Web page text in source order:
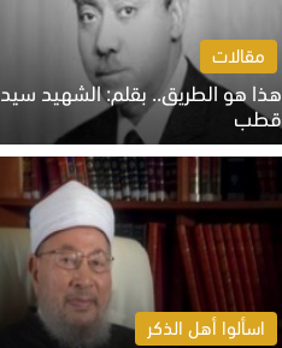
مقالات
هذا هو الطريق.. بقلم: الشهيد سيد
قطب
الخميس 6 أغسطس 2026 10:52 ص
اسألوا أهل الذكر